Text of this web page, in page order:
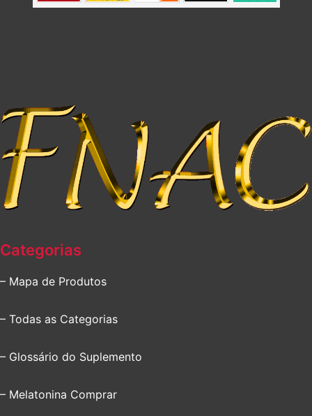
Categorias
– Mapa de Produtos
– Todas as Categorias
– Glossário do Suplemento
– Melatonina Comprar